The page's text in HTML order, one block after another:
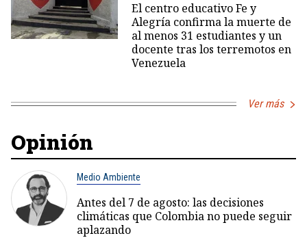
El centro educativo Fe y
Alegría confirma la muerte de
al menos 31 estudiantes y un
docente tras los terremotos en
Venezuela
Ver más
Opinión
Medio Ambiente
Antes del 7 de agosto: las decisiones
climáticas que Colombia no puede seguir
aplazando